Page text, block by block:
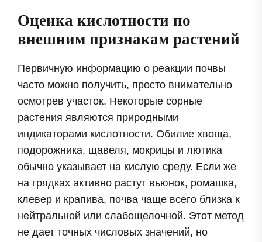
Оценка кислотности по
внешним признакам растений
Первичную информацию о реакции почвы
часто можно получить, просто внимательно
осмотрев участок. Некоторые сорные
растения являются природными
индикаторами кислотности. Обилие хвоща,
подорожника, щавеля, мокрицы и лютика
обычно указывает на кислую среду. Если же
на грядках активно растут вьюнок, ромашка,
клевер и крапива, почва чаще всего близка к
нейтральной или слабощелочной. Этот метод
не дает точных числовых значений, но